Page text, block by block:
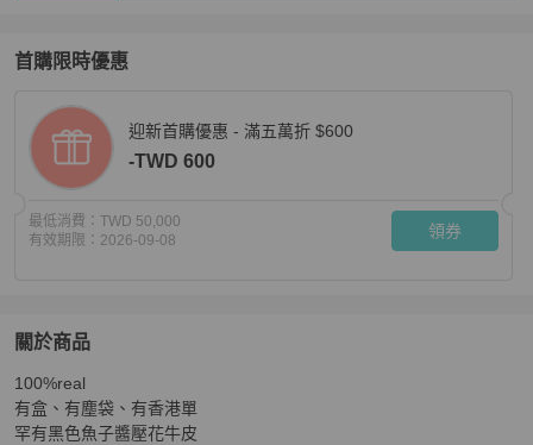
首購限時優惠
迎新首購優惠 - 滿五萬折 $600
-TWD 600
最低消費： TWD 50,000
有效期限： 2026-09-08 領券
關於商品
關於Chanel 新款長盒子
100%real
有盒、有塵袋、有香港單
罕有黑色魚子醬壓花牛皮